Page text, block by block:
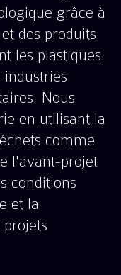
grâce à
des produits
les plastiques.
industries
Nous
en utilisant la
comme
l'avant-projet
conditions
et la